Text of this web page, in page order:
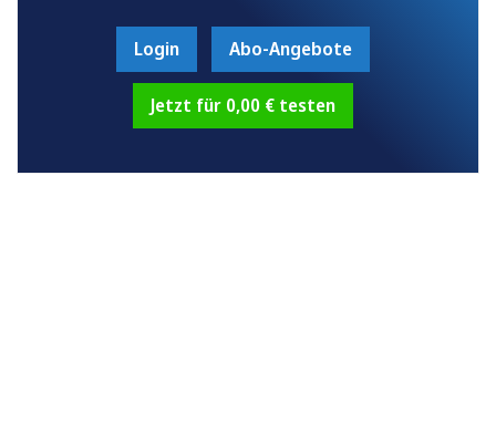
Login Abo-Angebote
Jetzt für 0,00 € testen